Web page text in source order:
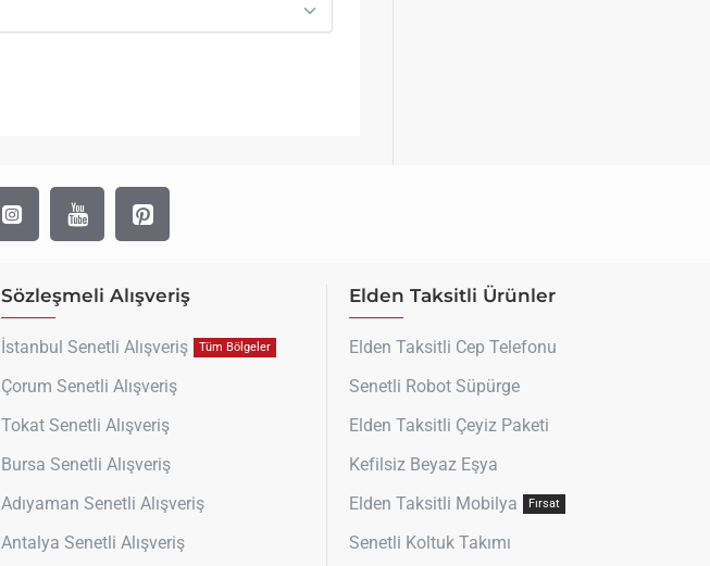
Sözleşmeli Alışveriş
İstanbul Senetli Alışveriş Tüm Bölgeler
Çorum Senetli Alışveriş
Tokat Senetli Alışveriş
Bursa Senetli Alışveriş
Adıyaman Senetli Alışveriş
Antalya Senetli Alışveriş
Elden Taksitli Ürünler
Elden Taksitli Cep Telefonu
Senetli Robot Süpürge
Elden Taksitli Çeyiz Paketi
Kefilsiz Beyaz Eşya
Elden Taksitli Mobilya
Fırsat
Senetli Koltuk Takımı